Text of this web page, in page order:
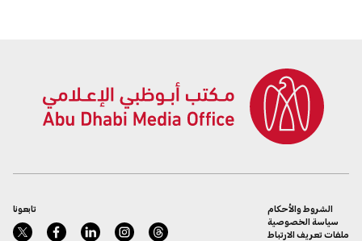
تابعونا
الشروط والأحكام
سياسة الخصوصية
ملفات تعريف الارتباط